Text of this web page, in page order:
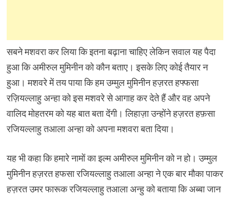
सबने मशवरा कर लिया कि इतना बढ़ाना चाहिए लेकिन सवाल यह पैदा
हुआ कि अमीरुल मुमिनीन को कौन बताए। इसके लिए कोई तैयार न
हुआ। मशवरे में तय पाया कि हम उम्मुल मुमिनीन हज़रत हफ्फसा
रज़ियल्लाहु अन्हा को इस मशवरे से आगाह कर देते हैं और वह अपने
वालिद मोहतरम को यह बात बता देंगी। लिहाज़ा उन्होंने हज़रत हफ़सा
रजियल्लाहु तआला अन्हा को अपना मशवरा बता दिया।
यह भी कहा कि हमारे नामों का इल्म अमीरुल मुमिनीन को न हो। उम्मुल
मुमिनीन हज़रत हफसा रजियल्लाहु तआला अन्हा ने एक बार मौका पाकर
हज़रत उमर फारूक रजियल्लाहु तआला अन्हु को बताया कि अब्बा जान